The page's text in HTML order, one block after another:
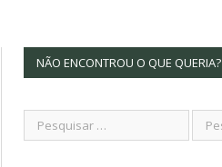
NÃO ENCONTROU O QUE QUERIA?